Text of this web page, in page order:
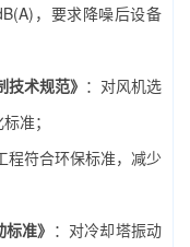
，要求降噪后设备
术规范》 ：对风机选
准；
程符合环保标准，减少
准》 ：对冷却塔振动